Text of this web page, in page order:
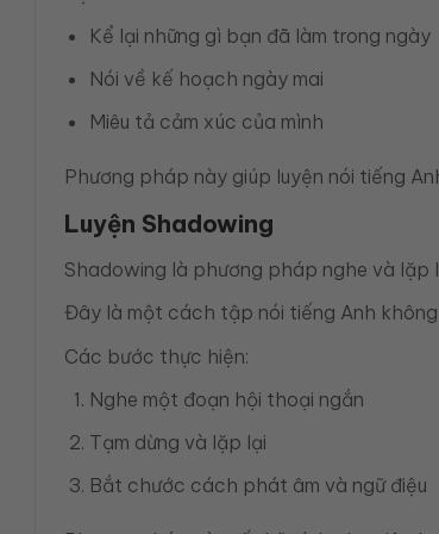
Kể lại những gì bạn đã làm trong ngày
Nói về kế hoạch ngày mai
Miêu tả cảm xúc của mình
Phương pháp này giúp luyện nói tiếng
Luyện Shadowing
Shadowing là phương pháp nghe và lặp
Đây là một cách tập nói tiếng Anh
Các bước thực hiện:
Nghe một đoạn hội thoại ngắn
Tạm dừng và lặp lại
Bắt chước cách phát âm và ngữ điệu